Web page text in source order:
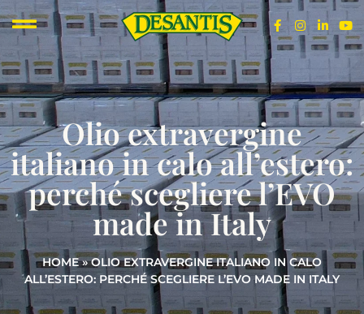
Olio extravergine
italiano in calo all’estero:
perché scegliere l’EVO
made in Italy
HOME»OLIO EXTRAVERGINE ITALIANO IN CALO
ALL’ESTERO: PERCHÉ SCEGLIERE L’EVO MADE IN ITALY